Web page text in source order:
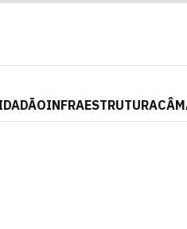
INFRAESTRUTURA